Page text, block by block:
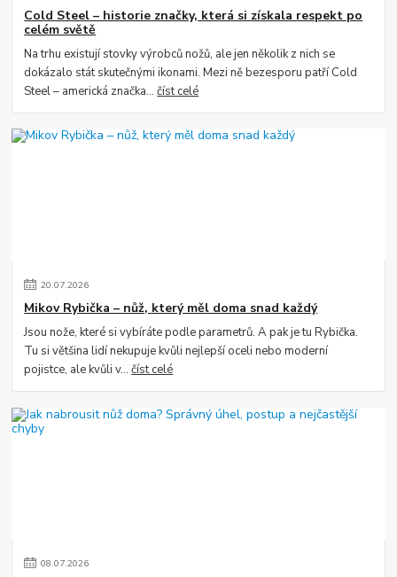
Cold Steel – historie značky, která si získala respekt po
celém světě
Na trhu existují stovky výrobců nožů, ale jen několik z nich se
dokázalo stát skutečnými ikonami. Mezi ně bezesporu patří Cold
Steel – americká značka...číst celé
20.07.2026
Mikov Rybička – nůž, který měl doma snad každý
Jsou nože, které si vybíráte podle parametrů. A pak je tu Rybička.
Tu si většina lidí nekupuje kvůli nejlepší oceli nebo moderní
pojistce, ale kvůli v...číst celé
08.07.2026